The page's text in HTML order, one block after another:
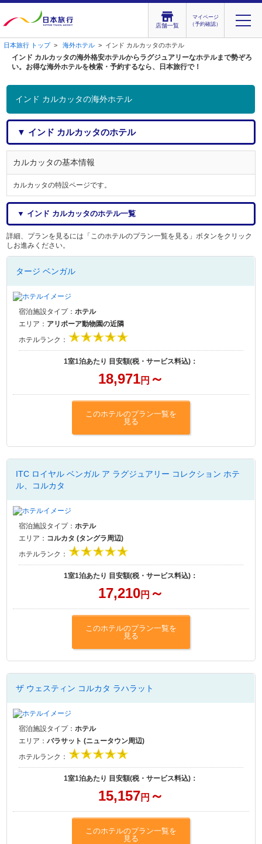
店舗一覧
マイページ
（予約確認）
日本旅行 トップ > 海外ホテル > インド カルカッタのホテル
インド カルカッタの海外格安ホテルからラグジュアリーなホテルまで勢ぞろ
い。お得な海外ホテルを検索・予約するなら、日本旅行で！
インド カルカッタの海外ホテル
▼ インド カルカッタのホテル
カルカッタの基本情報
カルカッタの特設ページです。
▼ インド カルカッタのホテル一覧
詳細、プランを見るには「このホテルのプラン一覧を見る」ボタンをクリック
しお進みください。
タージ ベンガル
宿泊施設タイプ：ホテル
エリア： アリポーア動物園の近隣
ホテルランク：
1室1泊あたり 目安額(税・サービス料込)：
18,971円 ～
このホテルのプラン一覧を
見る
ITC ロイヤル ベンガル ア ラグジュアリー コレクション ホテ
ル、コルカタ
宿泊施設タイプ：ホテル
エリア： コルカタ (タングラ周辺)
ホテルランク：
1室1泊あたり 目安額(税・サービス料込)：
17,210円 ～
このホテルのプラン一覧を
見る
ザ ウェスティン コルカタ ラハラット
宿泊施設タイプ：ホテル
エリア：バラサット (ニュータウン周辺)
ホテルランク：
1室1泊あたり 目安額(税・サービス料込)：
15,157円 ～
このホテルのプラン一覧を
見る